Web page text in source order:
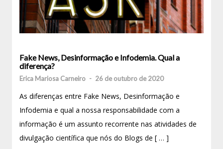
Fake News, Desinformação e Infodemia. Qual a
diferença?
Erica Mariosa Carneiro - 26 de outubro de 2020
As diferenças entre Fake News, Desinformação e
Infodemia e qual a nossa responsabilidade com a
informação é um assunto recorrente nas atividades de
divulgação científica que nós do Blogs de [ … ]